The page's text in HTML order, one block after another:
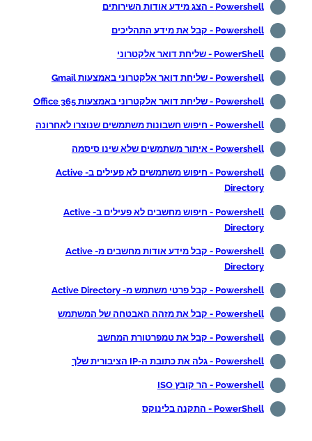
Powershell - הצג מידע אודות השירותים
Powershell - קבל את מידע התהליכים
PowerShell - שליחת דואר אלקטרוני
Powershell - שליחת דואר אלקטרוני באמצעות Gmail
Powershell - שליחת דואר אלקטרוני באמצעות Office 365
Powershell - חיפוש חשבונות משתמשים שנוצרו לאחרונה
Powershell - איתור משתמשים שלא שינו סיסמה
Powershell - חיפוש משתמשים לא פעילים ב- Active
Directory
Powershell - חיפוש מחשבים לא פעילים ב- Active
Directory
Powershell - קבל מידע אודות מחשבים מ- Active
Directory
Powershell - קבל פרטי משתמש מ- Active Directory
Powershell - קבל את מזהה האבטחה של המשתמש
Powershell - קבל את טמפרטורת המחשב
Powershell - גלה את כתובת ה-IP הציבורית שלך
Powershell - הר קובץ ISO
PowerShell - התקנה בלינוקס